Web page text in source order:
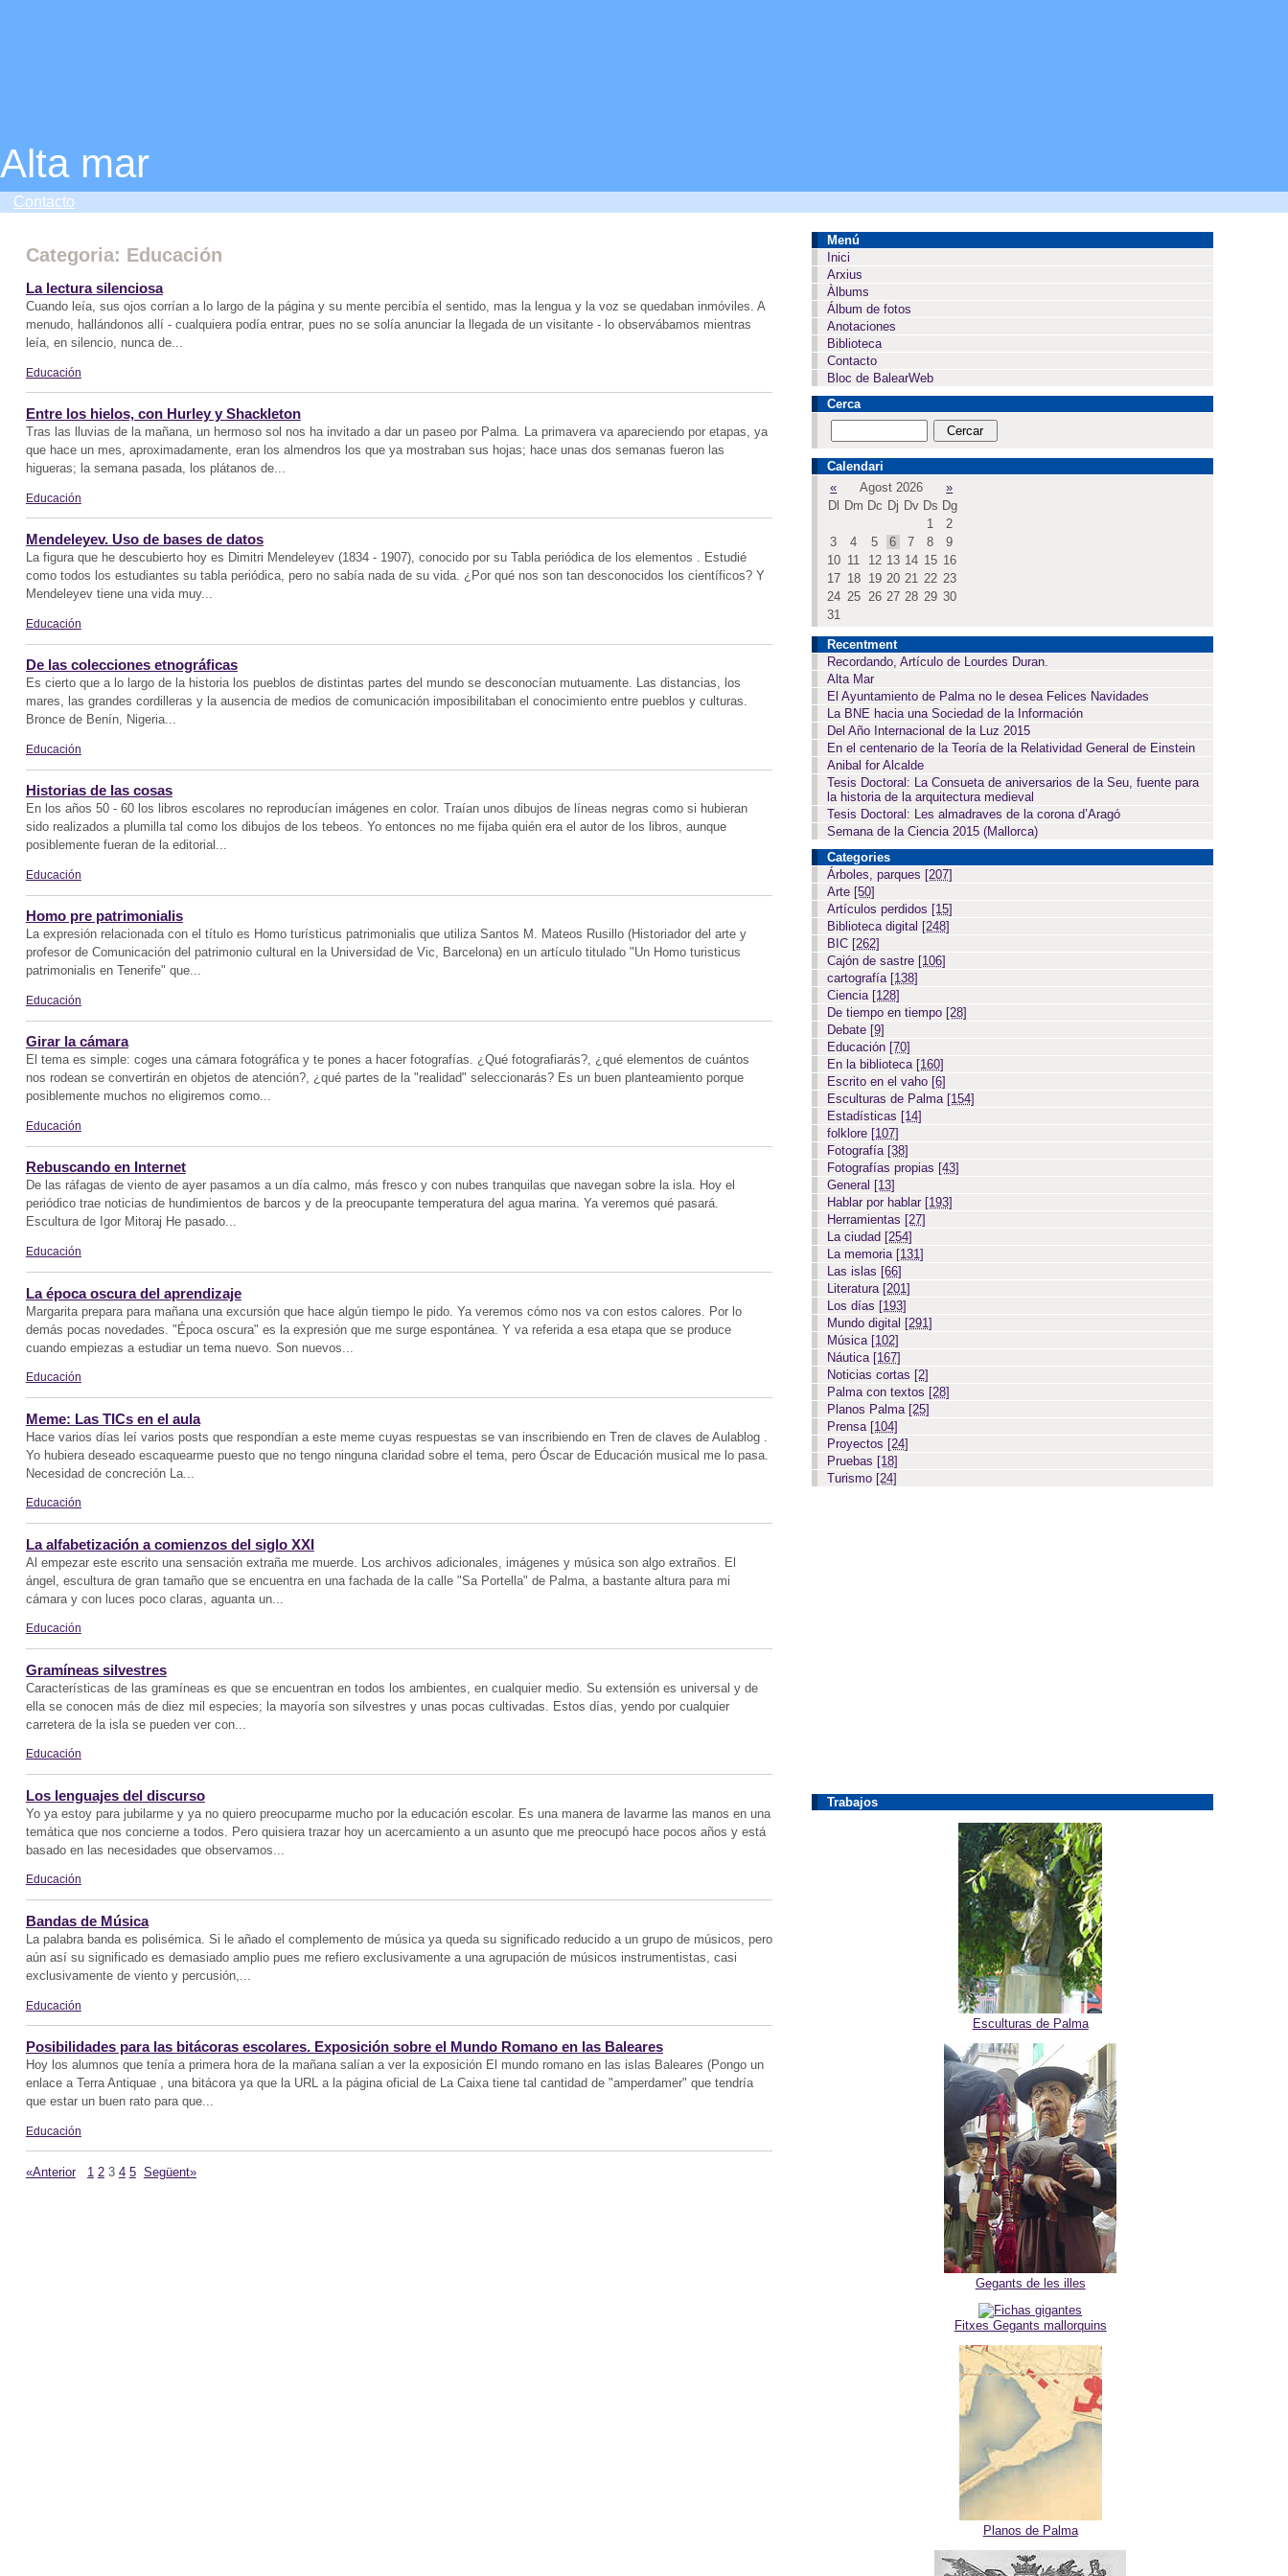
Alta mar
Contacto
Categoria: Educación
La lectura silenciosa
Cuando leía, sus ojos corrían a lo largo de la página y su mente percibía el sentido, mas la lengua y la voz se quedaban inmóviles. A
menudo, hallándonos allí - cualquiera podía entrar, pues no se solía anunciar la llegada de un visitante - lo observábamos mientras
leía, en silencio, nunca de...
Educación
Entre los hielos, con Hurley y Shackleton
Tras las lluvias de la mañana, un hermoso sol nos ha invitado a dar un paseo por Palma. La primavera va apareciendo por etapas, ya
que hace un mes, aproximadamente, eran los almendros los que ya mostraban sus hojas; hace unas dos semanas fueron las
higueras; la semana pasada, los plátanos de...
Educación
Mendeleyev. Uso de bases de datos
La figura que he descubierto hoy es Dimitri Mendeleyev (1834 - 1907), conocido por su Tabla periódica de los elementos . Estudié
como todos los estudiantes su tabla periódica, pero no sabía nada de su vida. ¿Por qué nos son tan desconocidos los científicos? Y
Mendeleyev tiene una vida muy...
Educación
De las colecciones etnográficas
Es cierto que a lo largo de la historia los pueblos de distintas partes del mundo se desconocían mutuamente. Las distancias, los
mares, las grandes cordilleras y la ausencia de medios de comunicación imposibilitaban el conocimiento entre pueblos y culturas.
Bronce de Benín, Nigeria...
Educación
Historias de las cosas
En los años 50 - 60 los libros escolares no reproducían imágenes en color. Traían unos dibujos de líneas negras como si hubieran
sido realizados a plumilla tal como los dibujos de los tebeos. Yo entonces no me fijaba quién era el autor de los libros, aunque
posiblemente fueran de la editorial...
Educación
Homo pre patrimonialis
La expresión relacionada con el título es Homo turísticus patrimonialis que utiliza Santos M. Mateos Rusillo (Historiador del arte y
profesor de Comunicación del patrimonio cultural en la Universidad de Vic, Barcelona) en un artículo titulado "Un Homo turisticus
patrimonialis en Tenerife" que...
Educación
Girar la cámara
El tema es simple: coges una cámara fotográfica y te pones a hacer fotografías. ¿Qué fotografiarás?, ¿qué elementos de cuántos
nos rodean se convertirán en objetos de atención?, ¿qué partes de la "realidad" seleccionarás? Es un buen planteamiento porque
posiblemente muchos no eligiremos como...
Educación
Rebuscando en Internet
De las ráfagas de viento de ayer pasamos a un día calmo, más fresco y con nubes tranquilas que navegan sobre la isla. Hoy el
periódico trae noticias de hundimientos de barcos y de la preocupante temperatura del agua marina. Ya veremos qué pasará.
Escultura de Igor Mitoraj He pasado...
Educación
La época oscura del aprendizaje
Margarita prepara para mañana una excursión que hace algún tiempo le pido. Ya veremos cómo nos va con estos calores. Por lo
demás pocas novedades. "Época oscura" es la expresión que me surge espontánea. Y va referida a esa etapa que se produce
cuando empiezas a estudiar un tema nuevo. Son nuevos...
Educación
Meme: Las TICs en el aula
Hace varios días leí varios posts que respondían a este meme cuyas respuestas se van inscribiendo en Tren de claves de Aulablog .
Yo hubiera deseado escaquearme puesto que no tengo ninguna claridad sobre el tema, pero Óscar de Educación musical me lo pasa.
Necesidad de concreción La...
Educación
La alfabetización a comienzos del siglo XXI
Al empezar este escrito una sensación extraña me muerde. Los archivos adicionales, imágenes y música son algo extraños. El
ángel, escultura de gran tamaño que se encuentra en una fachada de la calle "Sa Portella" de Palma, a bastante altura para mi
cámara y con luces poco claras, aguanta un...
Educación
Gramíneas silvestres
Características de las gramíneas es que se encuentran en todos los ambientes, en cualquier medio. Su extensión es universal y de
ella se conocen más de diez mil especies; la mayoría son silvestres y unas pocas cultivadas. Estos días, yendo por cualquier
carretera de la isla se pueden ver con...
Educación
Los lenguajes del discurso
Yo ya estoy para jubilarme y ya no quiero preocuparme mucho por la educación escolar. Es una manera de lavarme las manos en una
temática que nos concierne a todos. Pero quisiera trazar hoy un acercamiento a un asunto que me preocupó hace pocos años y está
basado en las necesidades que observamos...
Educación
Bandas de Música
La palabra banda es polisémica. Si le añado el complemento de música ya queda su significado reducido a un grupo de músicos, pero
aún así su significado es demasiado amplio pues me refiero exclusivamente a una agrupación de músicos instrumentistas, casi
exclusivamente de viento y percusión,...
Educación
Posibilidades para las bitácoras escolares. Exposición sobre el Mundo Romano en las Baleares
Hoy los alumnos que tenía a primera hora de la mañana salían a ver la exposición El mundo romano en las islas Baleares (Pongo un
enlace a Terra Antiquae , una bitácora ya que la URL a la página oficial de La Caixa tiene tal cantidad de "amperdamer" que tendría
que estar un buen rato para que...
Educación
«Anterior 1 2 3 4 5 Següent»
Menú
Inici
Arxius
Àlbums
Álbum de fotos
Anotaciones
Biblioteca
Contacto
Bloc de BalearWeb
Cerca
Calendari
«
Agost 2026
»
Dl
Dm Dc Dj Dv Ds Dg
1
2
3
4 5 6 7 8
9
10 11 12 13 14 15 16
17 18 19 20 21 22 23
24 25 26 27 28 29 30
31
Recentment
Recordando, Artículo de Lourdes Duran.
Alta Mar
El Ayuntamiento de Palma no le desea Felices Navidades
La BNE hacia una Sociedad de la Información
Del Año Internacional de la Luz 2015
En el centenario de la Teoría de la Relatividad General de Einstein
Anibal for Alcalde
Tesis Doctoral: La Consueta de aniversarios de la Seu, fuente para
la historia de la arquitectura medieval
Tesis Doctoral: Les almadraves de la corona d’Aragó
Semana de la Ciencia 2015 (Mallorca)
Categories
Árboles, parques [207]
Arte [50]
Artículos perdidos [15]
Biblioteca digital [248]
BIC [262]
Cajón de sastre [106]
cartografía [138]
Ciencia [128]
De tiempo en tiempo [28]
Debate [9]
Educación [70]
En la biblioteca [160]
Escrito en el vaho [6]
Esculturas de Palma [154]
Estadísticas [14]
folklore [107]
Fotografía [38]
Fotografías propias [43]
General [13]
Hablar por hablar [193]
Herramientas [27]
La ciudad [254]
La memoria [131]
Las islas [66]
Literatura [201]
Los días [193]
Mundo digital [291]
Música [102]
Náutica [167]
Noticias cortas [2]
Palma con textos [28]
Planos Palma [25]
Prensa [104]
Proyectos [24]
Pruebas [18]
Turismo [24]
Trabajos
Esculturas de Palma
Gegants de les illes
Fitxes Gegants mallorquins
Planos de Palma